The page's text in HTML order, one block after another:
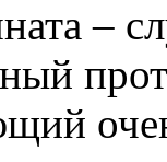
–